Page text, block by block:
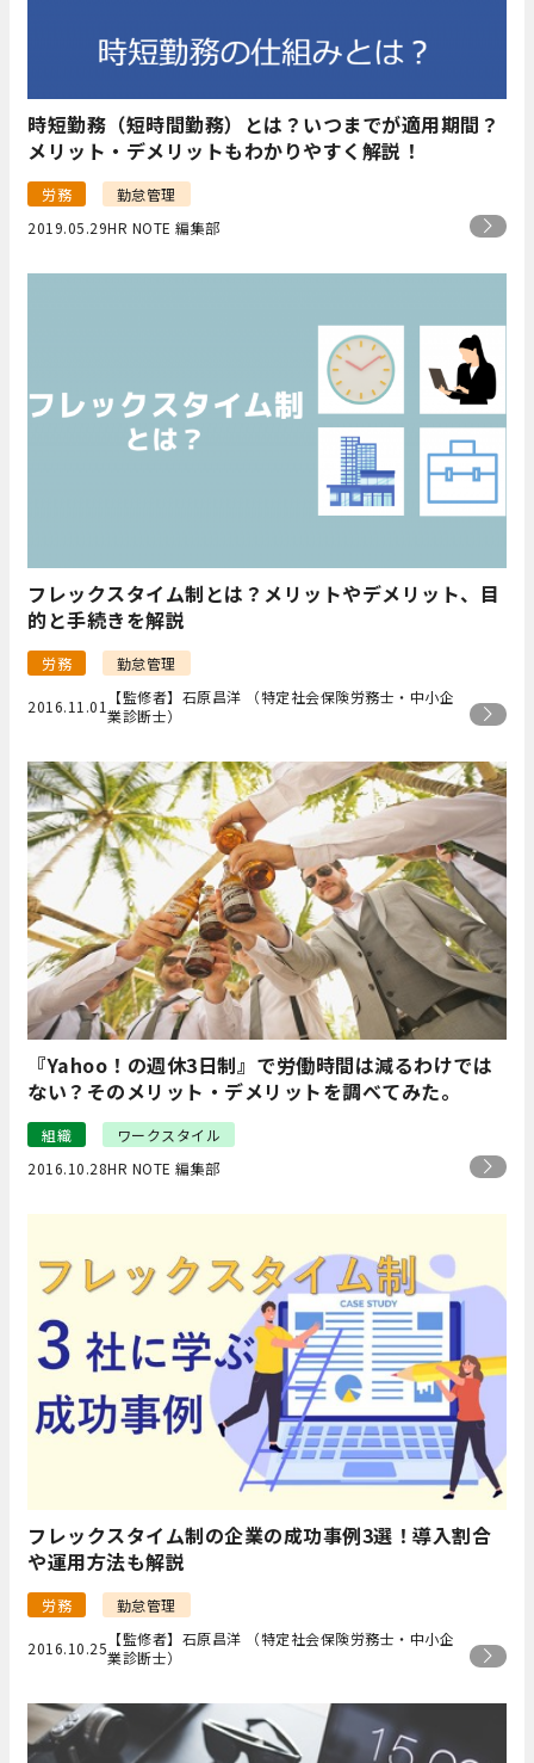
時短勤務（短時間勤務）とは？いつまでが適用期間？
メリット・デメリットもわかりやすく解説！
労務
勤怠管理
2019.05.29HR NOTE 編集部
フレックスタイム制とは？メリットやデメリット、目
的と手続きを解説
労務 勤怠管理
2016.11.01 【監修者】石原昌洋 （特定社会保険労務士・中小企
業診断士）
『Yahoo！の週休3日制』で労働時間は減るわけでは
ない？そのメリット・デメリットを調べてみた。
組織
ワークスタイル
2016.10.28HR NOTE 編集部
フレックスタイム制の企業の成功事例3選！導入割合
や運用方法も解説
労務 勤怠管理
2016.10.25 【監修者】石原昌洋 （特定社会保険労務士・中小企
業診断士）